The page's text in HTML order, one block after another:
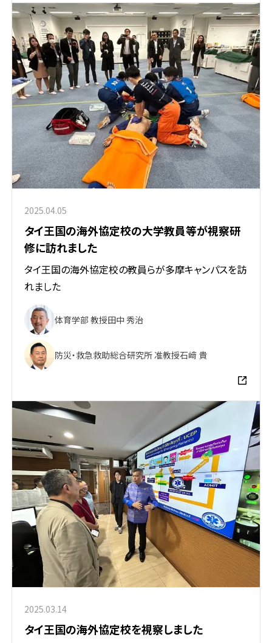
2025.04.05
タイ王国の海外協定校の大学教員等が視察研
修に訪れました
タイ王国の海外協定校の教員らが多摩キャンパスを訪
れました
体育学部 教授田中 秀治
防災・救急救助総合研究所 准教授石﨑 貴
2025.03.14
タイ王国の海外協定校を視察しました